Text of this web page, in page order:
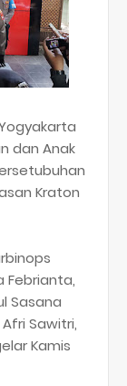
dan Anak
Kraton
Febrianta,
Sasana
Afri Sawitri,
Kamis